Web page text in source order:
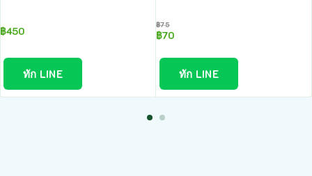
฿450
ทัก LINE
฿75
฿70
ทัก LINE